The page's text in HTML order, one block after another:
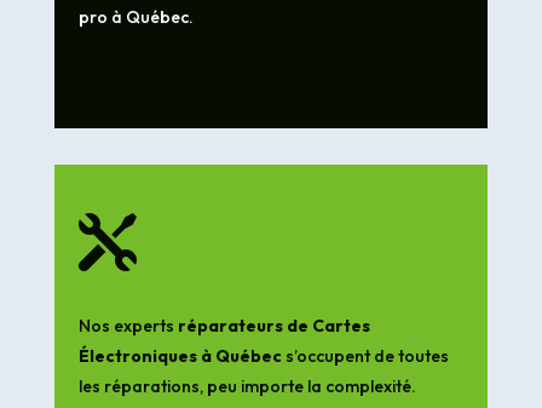
pro à Québec.

Nos experts réparateurs de Cartes
Électroniques à Québecs’occupent de toutes
les réparations, peu importe la complexité.